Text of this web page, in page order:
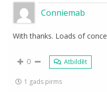
Conniemab
With thanks. Loads of
0 Atbildēt
1 gads pirms